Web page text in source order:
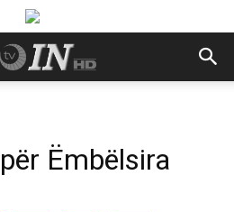
Ëmbëlsira